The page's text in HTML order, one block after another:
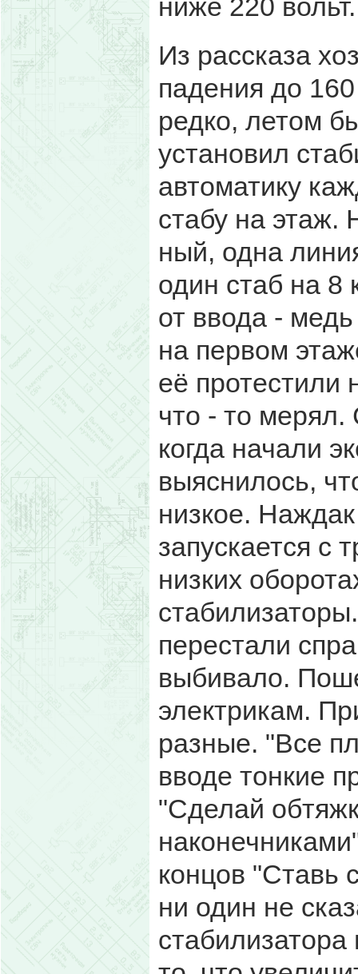
ниже 220 вольт.
Из рассказа
падения до
редко, летом
установил
автоматику
стабу на этаж.
ный, одна
один стаб на 8
от ввода -
на первом
её протестили
что - то
когда начали
выяснилось,
низкое.
запускается с
низких
перестали
выбивало.
электрикам.
разные. "Все
вводе тонкие
"Сделай
концов "Ставь
ни один не
стабилизатора